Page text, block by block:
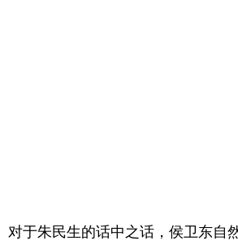
对于朱民生的话中之话，侯卫东自